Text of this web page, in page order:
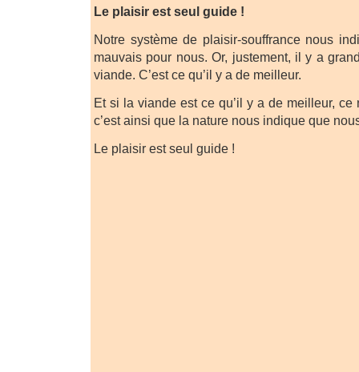
Le plaisir est seul guide !
Notre système de plaisir-souffrance nous
mauvais pour nous. Or, justement, il y a
viande. C’est ce qu’il y a de meilleur.
Et si la viande est ce qu’il y a de meilleur, ce
c’est ainsi que la nature nous indique que
Le plaisir est seul guide !